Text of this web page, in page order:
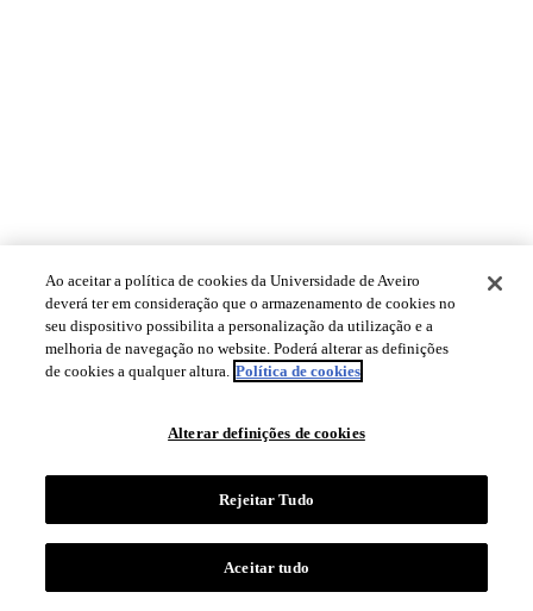
Ao aceitar a política de cookies da Universidade de Aveiro
deverá ter em consideração que o armazenamento de cookies no
seu dispositivo possibilita a personalização da utilização e a
melhoria de navegação no website. Poderá alterar as definições
de cookies a qualquer altura. Política de cookies
Alterar definições de cookies
Rejeitar Tudo
Aceitar tudo